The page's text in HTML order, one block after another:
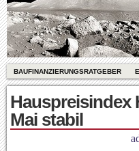
BAUFINANZIERUNGSRATGEBER
Hauspreisindex
Mai stabil